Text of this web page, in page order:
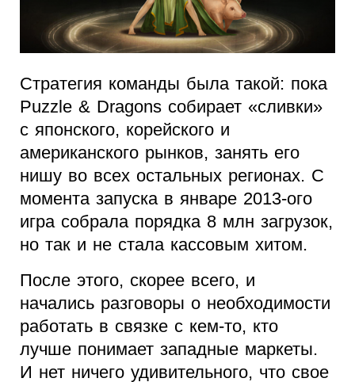
Стратегия команды была такой: пока
Puzzle & Dragons собирает «сливки»
с японского, корейского и
американского рынков, занять его
нишу во всех остальных регионах. С
момента запуска в январе 2013-ого
игра собрала порядка 8 млн загрузок,
но так и не стала кассовым хитом.
После этого, скорее всего, и
начались разговоры о необходимости
работать в связке с кем-то, кто
лучше понимает западные маркеты.
И нет ничего удивительного, что свое